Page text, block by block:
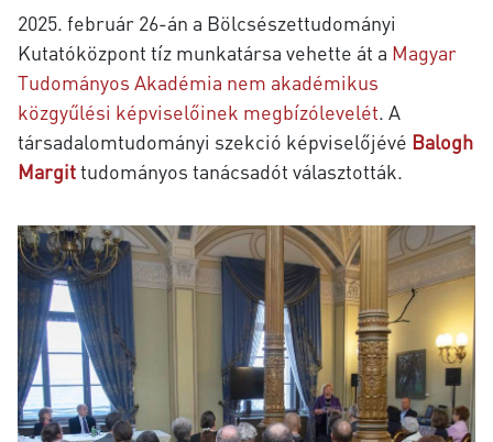
2025. február 26-án a Bölcsészettudományi
Kutatóközpont tíz munkatársa vehette át a Magyar
Tudományos Akadémia nem akadémikus
közgyűlési képviselőinek megbízólevelét. A
társadalomtudományi szekció képviselőjévé Balogh
Margittudományos tanácsadót választották.